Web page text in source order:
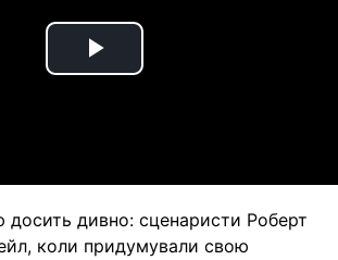
Play
дивно: сценаристи Роберт
коли придумували свою